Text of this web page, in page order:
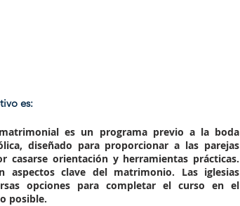
es:
es un programa previo a la boda
diseñado para proporcionar a las parejas
casarse orientación y herramientas prácticas.
aspectos clave del matrimonio. Las iglesias
opciones para completar el curso en el
posible.